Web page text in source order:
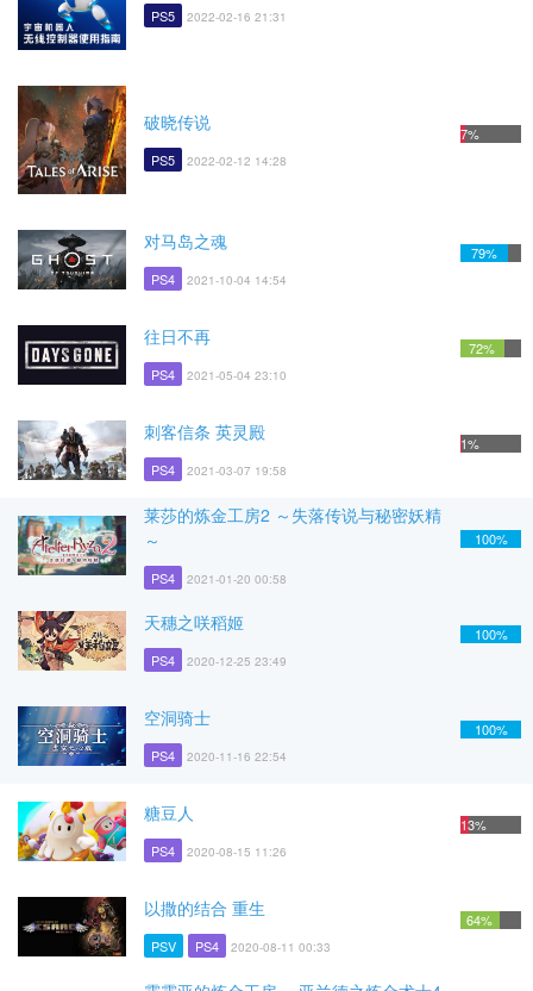
PS5 2022-02-16 21:31
破晓传说
PS5 2022-02-12 14:28
7%
对马岛之魂
PS4 2021-10-04 14:54
79%
往日不再
PS4 2021-05-04 23:10
72%
刺客信条 英灵殿
PS4 2021-03-07 19:58
1%
莱莎的炼金工房2 ～失落传说与秘密妖精
～
PS4 2021-01-20 00:58
100%
天穗之咲稻姬
PS4 2020-12-25 23:49
100%
空洞骑士
PS4 2020-11-16 22:54
100%
糖豆人
PS4 2020-08-15 11:26
13%
以撒的结合 重生
PSV PS4 2020-08-11 00:33
64%